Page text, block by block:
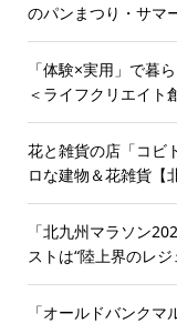
のパンまつり・サマ
「体験×実用」で暮
＜ライフクリエイト
花と雑貨の店「コビ
ロな建物＆花雑貨【
「北九州マラソン
ストは“陸上界のレジ
「オールドバンク